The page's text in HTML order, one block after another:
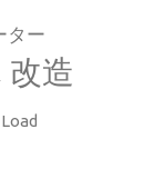
ター
改造